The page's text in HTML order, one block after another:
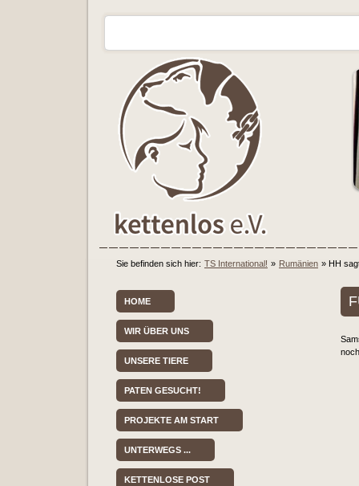
Sie befinden sich hier: TS International! » Rumänien » HH
HOME
WIR ÜBER UNS
UNSERE TIERE
PATEN GESUCHT!
PROJEKTE AM START
UNTERWEGS ...
KETTENLOSE POST